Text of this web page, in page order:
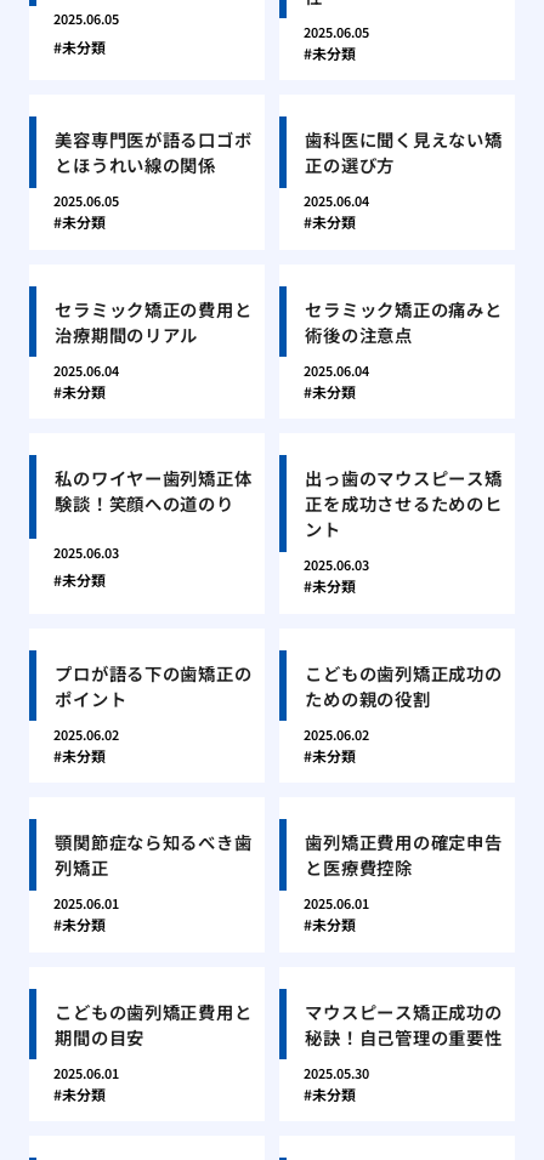
2025.06.05
未分類
2025.06.05
未分類
美容専門医が語る口ゴボ
とほうれい線の関係
2025.06.05
未分類
歯科医に聞く見えない矯
正の選び方
2025.06.04
未分類
セラミック矯正の費用と
治療期間のリアル
2025.06.04
未分類
セラミック矯正の痛みと
術後の注意点
2025.06.04
未分類
私のワイヤー歯列矯正体
験談！笑顔への道のり
2025.06.03
未分類
出っ歯のマウスピース矯
正を成功させるためのヒ
ント
2025.06.03
未分類
プロが語る下の歯矯正の
ポイント
2025.06.02
未分類
こどもの歯列矯正成功の
ための親の役割
2025.06.02
未分類
顎関節症なら知るべき歯
列矯正
2025.06.01
未分類
歯列矯正費用の確定申告
と医療費控除
2025.06.01
未分類
こどもの歯列矯正費用と
期間の目安
2025.06.01
未分類
マウスピース矯正成功の
秘訣！自己管理の重要性
2025.05.30
未分類